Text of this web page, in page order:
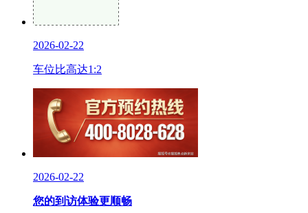
2026-02-22
车位比高达1:2
2026-02-22
您的到访体验更顺畅